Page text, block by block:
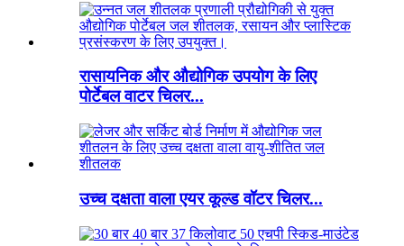
रासायनिक और औद्योगिक उपयोग के लिए
पोर्टेबल वाटर चिलर...
उच्च दक्षता वाला एयर कूल्ड वॉटर चिलर...